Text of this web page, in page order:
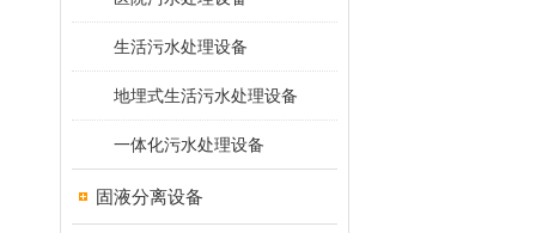
生活污水处理设备
地埋式生活污水处理设备
一体化污水处理设备
固液分离设备